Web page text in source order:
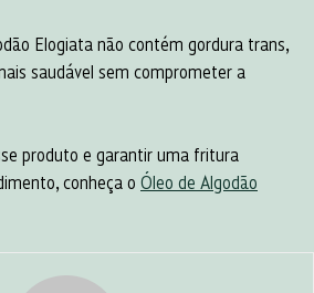
Elogiata não contém gordura trans,
saudável sem comprometer a
produto e garantir uma fritura
conheça o Óleo de Algodão